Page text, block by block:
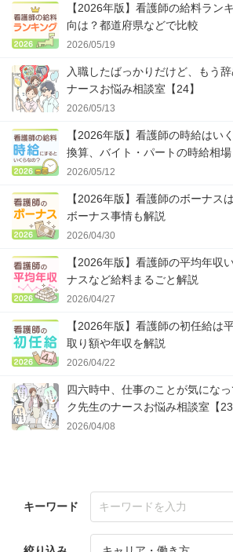
【2026年版】看護師の給料ラン
向は？都道府県などで比較
2026/05/19
入職したばっかりだけど、もう
ナースお悩み相談室【24】
2026/05/13
【2026年版】看護師の時給はい
換算、バイト・パートの時給相場
2026/05/12
【2026年版】看護師のボーナス
ボーナス事情も解説
2026/04/30
【2026年版】看護師の平均年収
ナスなど給料まるごと解説
2026/04/27
【2026年版】看護師の初任給は
取り額や年収を解説
2026/04/22
四六時中、仕事のことが気にな
ク先生のナースお悩み相談室【23
2026/04/08
キーワード